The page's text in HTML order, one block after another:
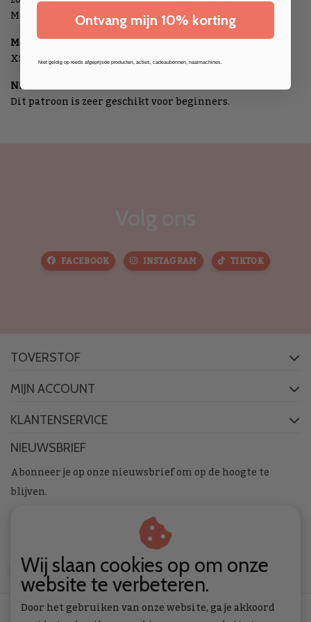
Matty heeft ook een borstzakje.
Maten:
XS – 4XL (maattabel zie foto’s)
Niveau:
Dit patroon is zeer geschikt voor beginners.
FACEBOOK INSTAGRAM TIKTOK
TOVERSTOF
MIJN ACCOUNT
KLANTENSERVICE
NIEUWSBRIEF
Abonneer je op onze nieuwsbrief om op de hoogte te
blijven.
ABONNEER
Wij slaan cookies op om onze
website te verbeteren.
Door het gebruiken van onze website, ga je akkoord
Ontvang mijn 10% korting
Niet geldig op reeds afgeprijsde producten, acties, cadeaubonnen, naaimachines.